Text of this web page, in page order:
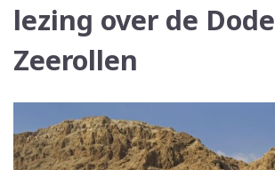
lezing over de Dode
Zeerollen